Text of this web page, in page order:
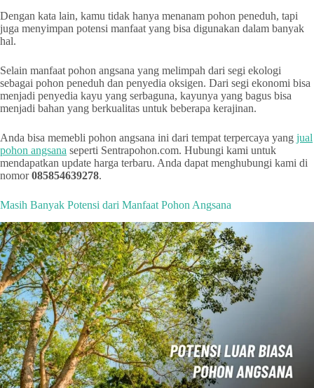
Dengan kata lain, kamu tidak hanya menanam pohon peneduh, tapi
juga menyimpan potensi manfaat yang bisa digunakan dalam banyak
hal.
Selain manfaat pohon angsana yang melimpah dari segi ekologi
sebagai pohon peneduh dan penyedia oksigen. Dari segi ekonomi bisa
menjadi penyedia kayu yang serbaguna, kayunya yang bagus bisa
menjadi bahan yang berkualitas untuk beberapa kerajinan.
Anda bisa memebli pohon angsana ini dari tempat terpercaya yang jual
pohon angsana seperti Sentrapohon.com. Hubungi kami untuk
mendapatkan update harga terbaru. Anda dapat menghubungi kami di
nomor085854639278.
Masih Banyak Potensi dari Manfaat Pohon Angsana